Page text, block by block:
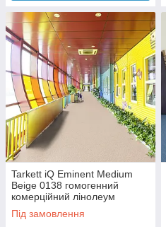
Tarkett iQ Eminent Medium
Beige 0138 гомогенний
комерційний лінолеум
Під замовлення